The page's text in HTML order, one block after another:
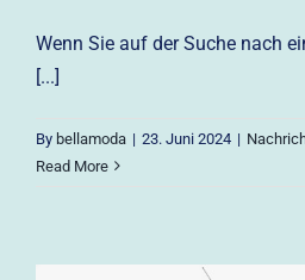
Wenn Sie auf der Suche nach
[...]
By bellamoda | 23. Juni 2024 |
Read More